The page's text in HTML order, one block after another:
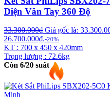
Diện Vân Tay 360 Độ
33.300.000₫ Giá gốc là:
26.700.000₫.-20%
KT : 700 x 450 x 420mm
Trọng lượng : 72.6kg
Còn 6/20 suất